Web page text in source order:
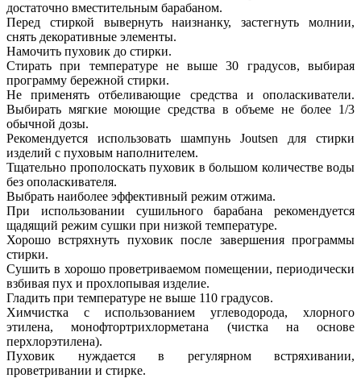
достаточно вместительным барабаном.
Перед стиркой вывернуть наизнанку, застегнуть молнии,
снять декоративные элементы.
Намочить пуховик до стирки.
Стирать при температуре не выше 30 градусов, выбирая
программу бережной стирки.
Не применять отбеливающие средства и ополаскиватели.
Выбирать мягкие моющие средства в объеме не более 1/3
обычной дозы.
Рекомендуется использовать шампунь Joutsen для стирки
изделий с пуховым наполнителем.
Тщательно прополоскать пуховик в большом количестве воды
без ополаскивателя.
Выбрать наиболее эффективный режим отжима.
При использовании сушильного барабана рекомендуется
щадящий режим сушки при низкой температуре.
Хорошо встряхнуть пуховик после завершения программы
стирки.
Сушить в хорошо проветриваемом помещении, периодически
взбивая пух и прохлопывая изделие.
Гладить при температуре не выше 110 градусов.
Химчистка с использованием углеводорода, хлорного
этилена, монофтортрихлорметана (чистка на основе
перхлорэтилена).
Пуховик нуждается в регулярном встряхивании,
проветривании и стирке.